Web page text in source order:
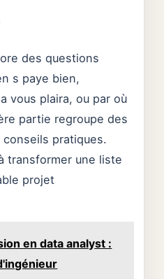
des questions
s paye bien,
vous plaira, ou par où
partie regroupe des
pratiques.
transformer une liste
projet
en data analyst :